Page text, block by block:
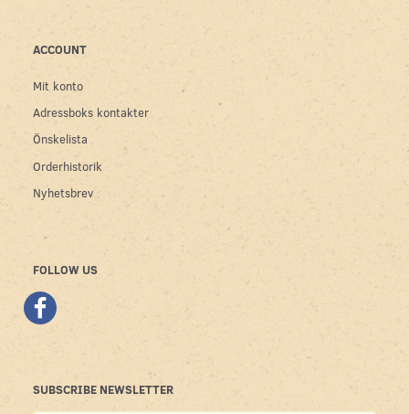
ACCOUNT
Mit konto
Adressboks kontakter
Önskelista
Orderhistorik
Nyhetsbrev
FOLLOW US
SUBSCRIBE NEWSLETTER